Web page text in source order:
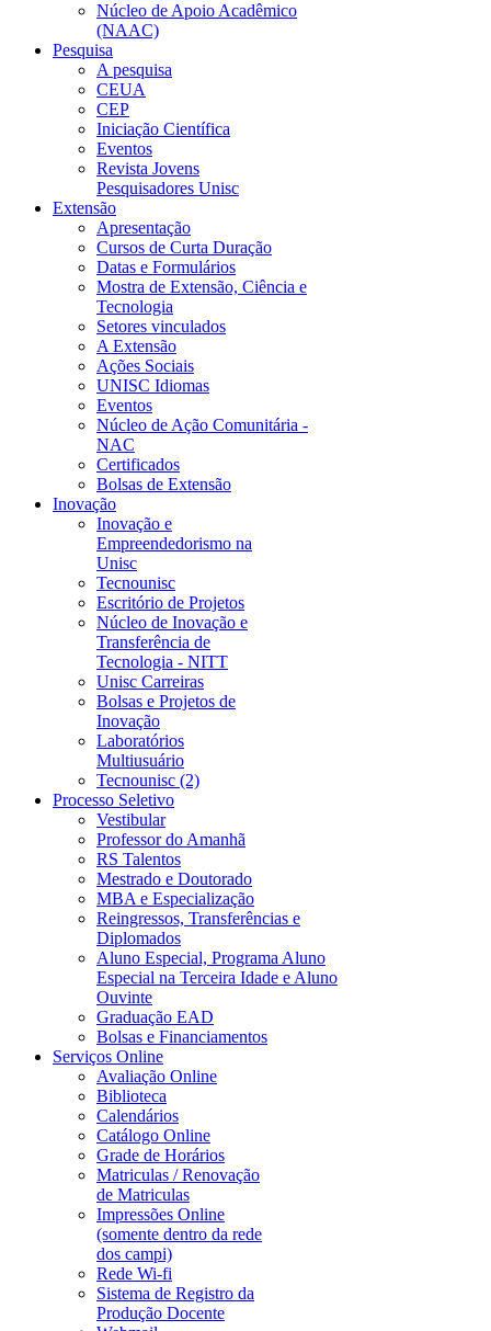
Núcleo de Apoio Acadêmico
(NAAC)
Pesquisa
A pesquisa
CEUA
CEP
Iniciação Científica
Eventos
Revista Jovens
Pesquisadores Unisc
Extensão
Apresentação
Cursos de Curta Duração
Datas e Formulários
Mostra de Extensão, Ciência e
Tecnologia
Setores vinculados
A Extensão
Ações Sociais
UNISC Idiomas
Eventos
Núcleo de Ação Comunitária -
NAC
Certificados
Bolsas de Extensão
Inovação
Inovação e
Empreendedorismo na
Unisc
Tecnounisc
Escritório de Projetos
Núcleo de Inovação e
Transferência de
Tecnologia - NITT
Unisc Carreiras
Bolsas e Projetos de
Inovação
Laboratórios
Multiusuário
Tecnounisc (2)
Processo Seletivo
Vestibular
Professor do Amanhã
RS Talentos
Mestrado e Doutorado
MBA e Especialização
Reingressos, Transferências e
Diplomados
Aluno Especial, Programa Aluno
Especial na Terceira Idade e Aluno
Ouvinte
Graduação EAD
Bolsas e Financiamentos
Serviços Online
Avaliação Online
Biblioteca
Calendários
Catálogo Online
Grade de Horários
Matriculas / Renovação
de Matriculas
Impressões Online
(somente dentro da rede
dos campi)
Rede Wi-fi
Sistema de Registro da
Produção Docente